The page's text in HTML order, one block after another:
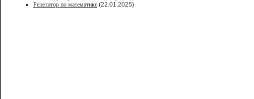
Репетитор по математике (22.01.2025)